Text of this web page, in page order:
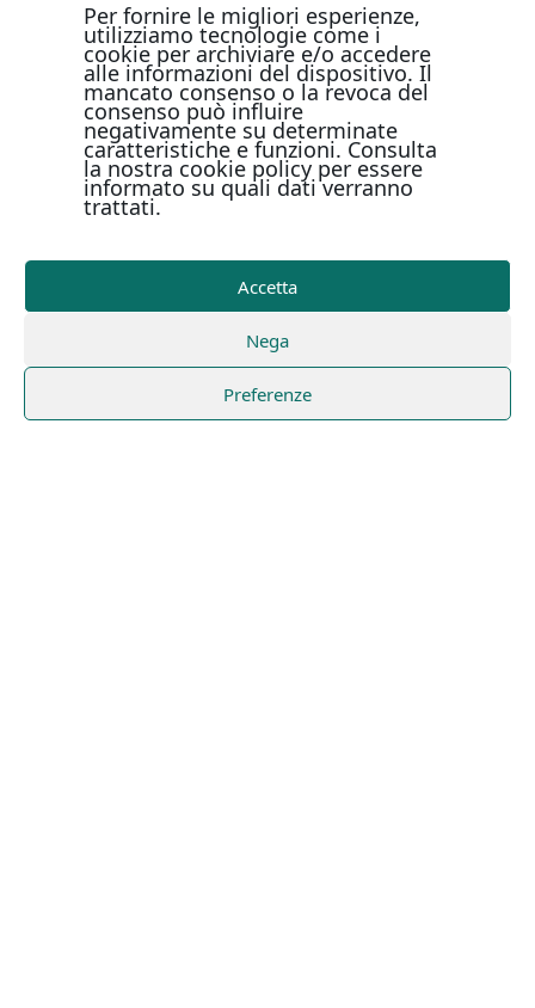
Per fornire le migliori esperienze,
utilizziamo tecnologie come i
cookie per archiviare e/o accedere
alle informazioni del dispositivo. Il
mancato consenso o la revoca del
consenso può influire
negativamente su determinate
caratteristiche e funzioni. Consulta
la nostra cookie policy per essere
informato su quali dati verranno
trattati.
Accetta
Nega
Preferenze